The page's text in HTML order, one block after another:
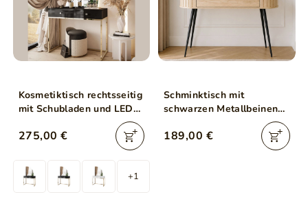
Kosmetiktisch rechtsseitig
mit Schubladen und LED-
Beleuchtung auf goldenen
Beinen Clarette Schwarz
275,00 €
+1
Schminktisch mit
schwarzen Metallbeinen
Passione Eiche Cremona
189,00 €